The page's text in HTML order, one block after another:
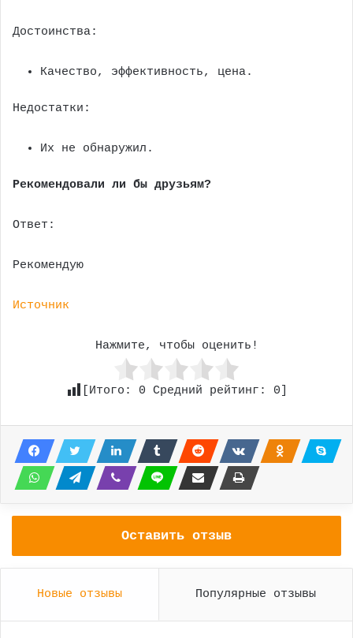
Достоинства:
Качество, эффективность, цена.
Недостатки:
Их не обнаружил.
Рекомендовали ли бы друзьям?
Ответ:
Рекомендую
Источник
Нажмите, чтобы оценить!
[Итого: 0 Средний рейтинг: 0
Оставить отзыв
Новые отзывы Популярные отзывы